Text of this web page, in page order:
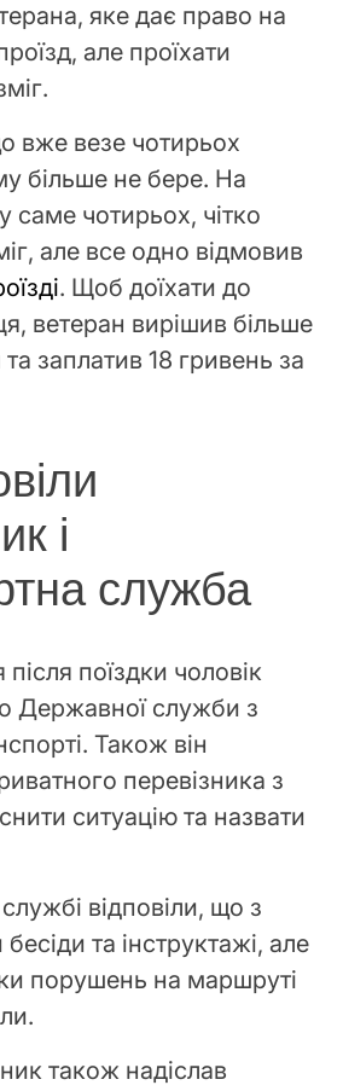
яке дає право на
але проїхати
вже везе чотирьох
більше не бере. На
саме чотирьох, чітко
але все одно відмовив
. Щоб доїхати до
ветеран вирішив більше
заплатив 18 гривень за
і
служба
поїздки чоловік
Державної служби з
Також він
перевізника з
ситуацію та назвати
відповіли, що з
та інструктажі, але
порушень на маршруті
також надіслав